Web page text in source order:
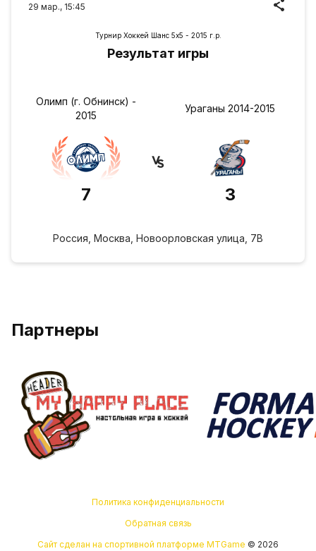
29 мар., 15:45
Турнир Хоккей Шанс 5х5 - 2015 г.р.
Результат игры
Олимп (г. Обнинск) -
2015
7
Ураганы 2014-2015
3
Россия, Москва, Новоорловская улица, 7В
Партнеры
Политика конфиденциальности
Обратная связь
Сайт сделан на спортивной платформе MTGame © 2026